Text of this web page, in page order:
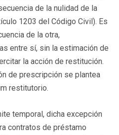
de la nulidad de la
1203 del Código Civil). Es
de la otra,
entre sí, sin la estimación de
la acción de restitución.
de prescripción se plantea
restitutorio.
temporal, dicha excepción
contratos de préstamo